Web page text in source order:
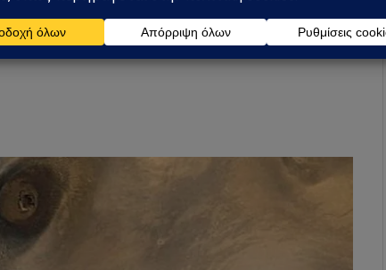
περίπου 85 χιλιομέτρων (53 μιλίων), η οποία
(πιθανότατα κατά τη διάρκεια μιας έκρηξης)